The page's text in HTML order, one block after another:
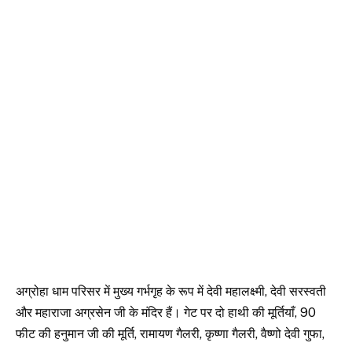
अग्रोहा धाम परिसर में मुख्य गर्भगृह के रूप में देवी महालक्ष्मी, देवी सरस्वती
और महाराजा अग्रसेन जी के मंदिर हैं। गेट पर दो हाथी की मूर्तियाँ, 90
फीट की हनुमान जी की मूर्ति, रामायण गैलरी, कृष्णा गैलरी, वैष्णो देवी गुफा,